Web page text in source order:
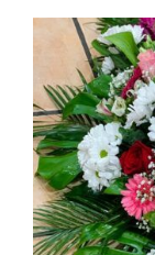
DETALLES